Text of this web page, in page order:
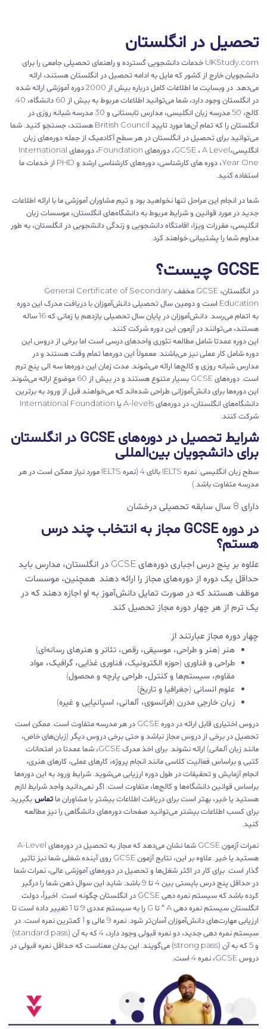
تحصیل در انگلستان
UKStudy.com خدمات دانشجویی گسترده و راهنمای تحصیلی جامعی را برای
دانشجویان خارج از کشور که مایل به ادامه تحصیل در انگلستان هستند، ارائه
می‌دهد. در وبسایت ما اطلاعات کامل درباره بیش از 2000 دوره آموزشی ارائه شده
در انگلستان وجود دارد، شما می‌توانید اطلاعات مربوط به بیش از 60 دانشگاه، 40
کالج، 50 مدرسه زبان انگلیسی، مدارس تابستانی و 30 مدرسه شبانه روزی در
انگلستان را که تمام آن‌ها مورد تایید British Council هستند، جستجو کنید. شما
می‌توانید برای تحصیل در انگلستان در هر سطح آکادمیک از جمله دوره‌های زبان
انگلیسی،GCSE ، A Level، دوره‌های Foundation، دوره‌های International
Year One، دوره های کارشناسی، دوره‌های کارشناسی ارشد و PHD از خدمات ما
استفاده کنید.
شما در انجام این مراحل تنها نخواهید بود و تیم مشاوران آموزشی ما با ارائه اطلاعات
جدید در مورد قوانین و شرایط مربوط به دانشگاه‌های انگلستان، موسسات زبان
انگلیسی، مقررات ویزا، اقامتگاه دانشجویی و زندگی دانشجویی در انگلستان، به طور
مداوم شما را پشتیبانی خواهند کرد.
GCSE چیست؟
در انگلستان، GCSE مخفف General Certificate of Secondary
Education است و دومین سال تحصیلی دانش‌آموزان با دریافت مدرک این دوره
به اتمام می‌رسد. دانش‌آموزان در پایان سال تحصیلی یازدهم یا زمانی که 16 ساله
هستند، می‌توانند در آزمون این دوره شرکت کنند.
این دوره عمدتا شامل مطالعه تئوری واحدهای درسی است اما برخی از دروس این
دوره شامل کار عملی نیز می‌باشند. معمولاً این دوره‌ها تمام وقت هستند و در
مدارس شبانه روزی و کالج‌ها ارائه می‌شوند. مدت زمان این دوره‌ها سه الی پنج ترم
است. دوره‌های GCSE بسیار متنوع هستند و در بیش از 60 موضوع ارائه می‌شوند.
این دوره‌ها برای دانش‌آموزانی طراحی شده‌اند که می‌خواهند قبل از ورود به برترین
دانشگاه‌های انگلستان، در دوره‌های A-levels یا International Foundation
شرکت کنند.
شرایط تحصیل در دوره‌های GCSE در انگلستان
برای دانشجویان بین‌المللی
سطح زبان انگلیسی:
نمره IELTS بالای 4 (نمره IELTS مورد نیاز ممکن است در هر
مدرسه متفاوت باشد.)
دارای 8 سال سابقه تحصیلی درخشان
در دوره GCSE مجاز به انتخاب چند درس
هستم؟
علاوه بر پنج درس اجباری دوره‌های GCSE در انگلستان، مدارس باید
حداقل یک دوره از دوره‌های مجاز را ارائه دهند. همچنین، موسسات
موظف هستند که در صورت تمایل دانش‌آموز به او اجازه دهند که در
یک ترم از هر چهار دوره مجاز تحصیل کند.
چهار دوره مجاز عبارتند از:
هنر (هنر و طراحی، موسیقی، رقص، تئاتر و هنرهای رسانه‌ای)
طراحی و فناوری (حوزه الکترونیک، فناوری غذایی، گرافیک، مواد
مقاوم، سیستم‌ها و کنترل، طراحی پارچه و محصول)
علوم انسانی (جغرافیا و تاریخ)
زبان خارجی مدرن (فرانسوی، آلمانی، اسپانیایی و غیره)
دروس اختیاری قابل ارائه در دوره GCSE در هر مدرسه متفاوت است. ممکن است
تحصیل در برخی از دروس مجاز نباشد و حتی برخی دروس دیگر (زبان‌های خاص،
مانند زبان آلمانی) ارائه نشوند. برای اخذ مدرک GCSE، شما عمدتا در امتحانات
کتبی و براساس فعالیت کلاسی مانند انجام پروژه، کارهای عملی، کارهای هنری،
انجام آزمایش و تحقیقات در طول دوره ارزیابی می‌شوید. شرایط ورود به این دوره‌ها
براساس قوانین دانشگاه‌ها و کالج‌ها، متفاوت است. اگر نمی‌دانید واجد شرایط لازم
هستید یا خیر، بهتر است برای دریافت اطلاعات بیشتر با مشاوران ماتماسبگیرید.
برای کسب اطلاعات بیشتر می‌توانید صفحات دوره‌های دانشگاهی را نیز مطالعه
کنید.
نمرات آزمون GCSE شما نشان می‌دهد که مجاز به تحصیل در دوره‌های A-Level
هستید یا خیر. علاوه بر این، نتایج آزمون GCSE روی آینده شغلی شما نیز تاثیر
گذار است. برای کار در اکثر شغل‌ها و تحصیل در دوره‌های آموزشی عالی، نمرات شما
در حداقل پنج درس بایستی بین 4 تا 9 باشد. شاید این سوال ذهن شما را درگیر
کرده باشد که سیستم نمره دهی GCSE در انگلستان چگونه است. اخیراً، دولت
انگلستان سیستم نمره دهی A * تا G را به سیستم عددی 9 تا 1 تغییر داده است تا
ارزیابی مهارت‌های دانش‌آموزان آسان‌تر شود. نمره 9 عالی و 1 کمترین نمره است. در
سیستم نمره دهی جدید، دو نمره قبولی وجود دارد، 4 که به آن (standard pass)
و 5 که به آن (strong pass) می‌گویند. این بدان معناست که حداقل نمره قبولی در
دروس GCSE، نمره 4 است.